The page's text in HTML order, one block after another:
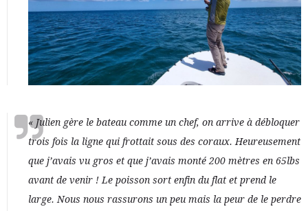
« Julien gère le bateau comme un chef, on arrive à débloquer
trois fois la ligne qui frottait sous des coraux. Heureusement
que j’avais vu gros et que j’avais monté 200 mètres en 65lbs
avant de venir ! Le poisson sort enfin du flat et prend le
large. Nous nous rassurons un peu mais la peur de le perdre